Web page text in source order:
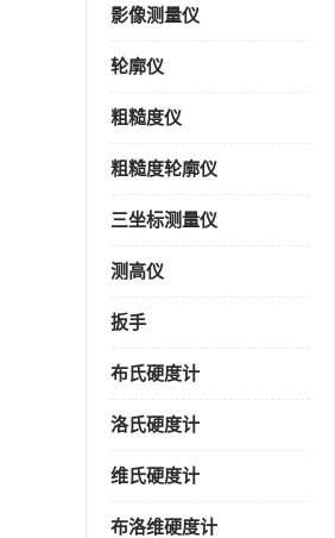
影像测量仪
轮廓仪
粗糙度仪
粗糙度轮廓仪
三坐标测量仪
测高仪
扳手
布氏硬度计
洛氏硬度计
维氏硬度计
布洛维硬度计